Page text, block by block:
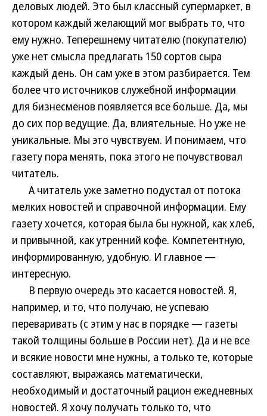
деловых людей. Это был классный супермаркет, в
котором каждый желающий мог выбрать то, что
ему нужно. Теперешнему читателю (покупателю)
уже нет смысла предлагать 150 сортов сыра
каждый день. Он сам уже в этом разбирается. Тем
более что источников служебной информации
для бизнесменов появляется все больше. Да, мы
до сих пор ведущие. Да, влиятельные. Но уже не
уникальные. Мы это чувствуем. И понимаем, что
газету пора менять, пока этого не почувствовал
читатель.
А читатель уже заметно подустал от потока
мелких новостей и справочной информации. Ему
газету хочется, которая была бы нужной, как хлеб,
и привычной, как утренний кофе. Компетентную,
информированную, удобную. И главное —
интересную.
В первую очередь это касается новостей. Я,
например, и то, что получаю, не успеваю
переваривать (с этим у нас в порядке — газеты
такой толщины больше в России нет). Да и не все
и всякие новости мне нужны, а только те, которые
составляют, выражаясь математически,
необходимый и достаточный рацион ежедневных
новостей. Я хочу получать только то, что